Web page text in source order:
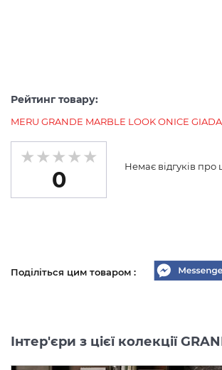
Рейтинг товару:
MERU GRANDE MARBLE LOOK ONICE
0
Немає відгуків про
Поділіться цим товаром :
Інтер'єри з цієї колекції